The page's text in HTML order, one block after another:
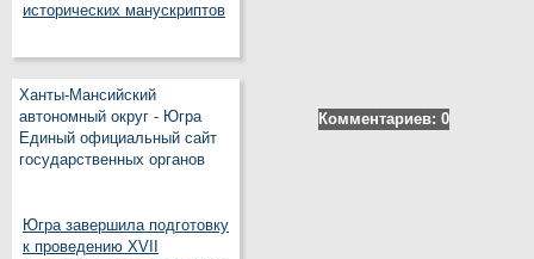
исторических манускриптов
Ханты-Мансийский
автономный округ - Югра
Единый официальный сайт
государственных органов
Югра завершила подготовку
к проведению XVII
Комментариев: 0